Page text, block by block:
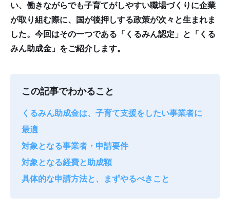
い、働きながらでも子育てがしやすい職場づくりに企業
が取り組む際に、国が後押しする政策が次々と生まれま
した。今回はその一つである「くるみん認定」と「くる
みん助成金」をご紹介します。
この記事でわかること
くるみん助成金は、子育て支援をしたい事業者に
最適
対象となる事業者・申請要件
対象となる経費と助成額
具体的な申請方法と、まずやるべきこと